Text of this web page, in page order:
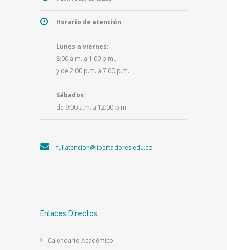
Horario de atención
Lunes a viernes:
8:00 a.m. a 1:00 p.m.,
y de 2:00 p.m. a 7:00 p.m.
Sábados:
de 9:00 a.m. a 12:00 p.m.
fullatencion@libertadores.edu.co
Enlaces Directos
Calendario Académico